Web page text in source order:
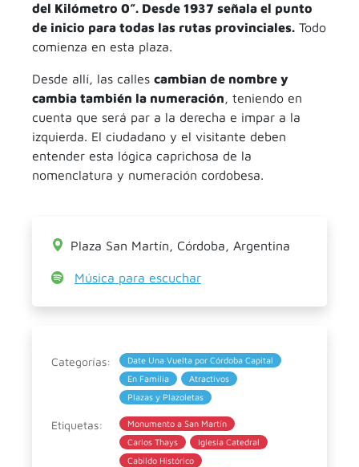
del Kilómetro 0”. Desde 1937 señala el punto
de inicio para todas las rutas provinciales. Todo
comienza en esta plaza.
Desde allí, las calles cambian de nombre y
cambia también la numeración, teniendo en
cuenta que será par a la derecha e impar a la
izquierda. El ciudadano y el visitante deben
entender esta lógica caprichosa de la
nomenclatura y numeración cordobesa.
Plaza San Martín, Córdoba, Argentina
Música para escuchar
Categorías:
Date Una Vuelta por Córdoba Capital
En Familia
Atractivos
Plazas y Plazoletas
Etiquetas:
Monumento a San Martín
Carlos Thays
Iglesia Catedral
Cabildo Histórico